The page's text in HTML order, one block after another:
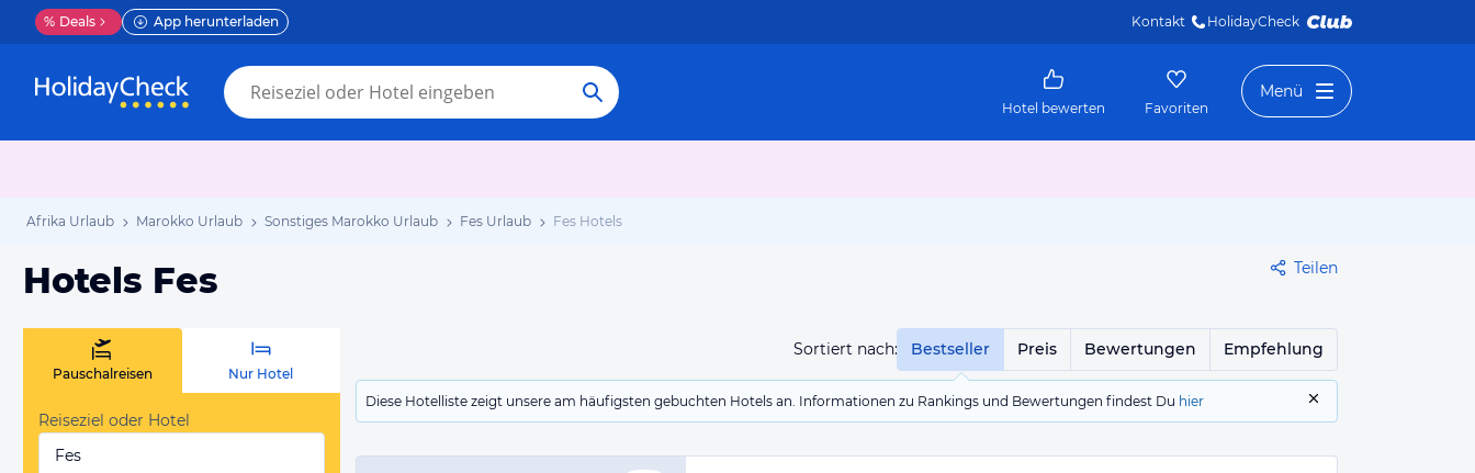
% Deals App herunterladen Kontakt HolidayCheck
Hotel bewerten Favoriten
Menü
Afrika Urlaub Marokko Urlaub Sonstiges Marokko Urlaub Fes Urlaub Fes Hotels
Hotels Fes Teilen
Sortiert nach: Bestseller Preis Bewertungen Empfehlung
Diese Hotelliste zeigt unsere am häufigsten gebuchten Hotels an. Informationen zu Rankings und Bewertungen findest Du hier
Pauschalreisen Nur Hotel
Reiseziel oder Hotel
Fes